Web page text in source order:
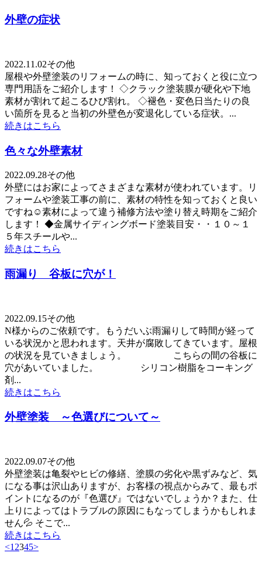
外壁の症状
2022.11.02その他
屋根や外壁塗装のリフォームの時に、知っておくと役に立つ
専門用語をご紹介します！ ◇クラック塗装膜が硬化や下地
素材が割れて起こるひび割れ。 ◇褪色・変色日当たりの良
い箇所を見ると当初の外壁色が変退化している症状。...
続きはこちら
色々な外壁素材
2022.09.28その他
外壁にはお家によってさまざまな素材が使われています。リ
フォームや塗装工事の前に、素材の特性を知っておくと良い
ですね☺素材によって違う補修方法や塗り替え時期をご紹介
します！ ◆金属サイディングボード塗装目安・・１０～１
５年スチールや...
続きはこちら
雨漏り 谷板に穴が！
2022.09.15その他
N様からのご依頼です。もうだいぶ雨漏りして時間が経って
いる状況かと思われます。天井が腐敗してきています。屋根
の状況を見ていきましょう。 こちらの間の谷板に
穴があいていました。 シリコン樹脂をコーキング
剤...
続きはこちら
外壁塗装 ～色選びについて～
2022.09.07その他
外壁塗装は亀裂やヒビの修繕、塗膜の劣化や黒ずみなど、気
になる事は沢山ありますが、お客様の視点からみて、最もポ
イントになるのが『色選び』ではないでしょうか？また、仕
上りによってはトラブルの原因にもなってしまうかもしれま
せん💦 そこで...
続きはこちら
<1 2345>